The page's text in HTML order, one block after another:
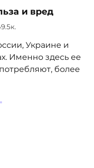
и вред
Украине и
Именно здесь ее
более